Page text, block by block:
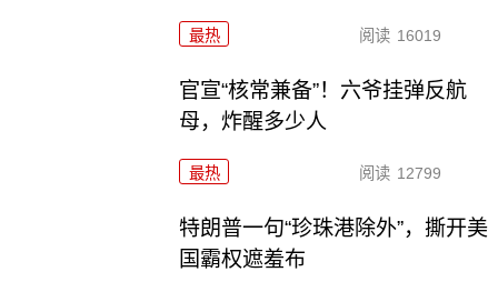
最热 阅读 16019
官宣“核常兼备”！六爷挂弹反航
母，炸醒多少人
最热 阅读 12799
特朗普一句“珍珠港除外”，撕开美
国霸权遮羞布